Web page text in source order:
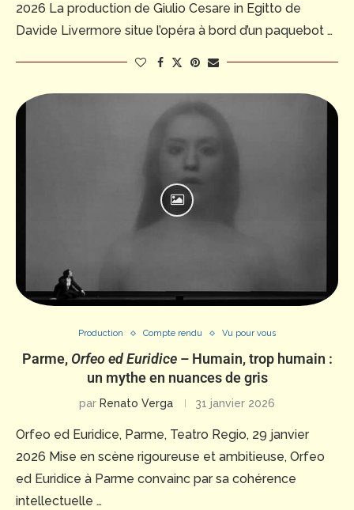
2026 La production de Giulio Cesare in Egitto de
Davide Livermore situe l’opéra à bord d’un paquebot …
Production Compte rendu Vu pour vous
Parme, Orfeo ed Euridice– Humain, trop humain :
un mythe en nuances de gris
par Renato Verga 31 janvier 2026
Orfeo ed Euridice, Parme, Teatro Regio, 29 janvier
2026 Mise en scène rigoureuse et ambitieuse, Orfeo
ed Euridice à Parme convainc par sa cohérence
intellectuelle …